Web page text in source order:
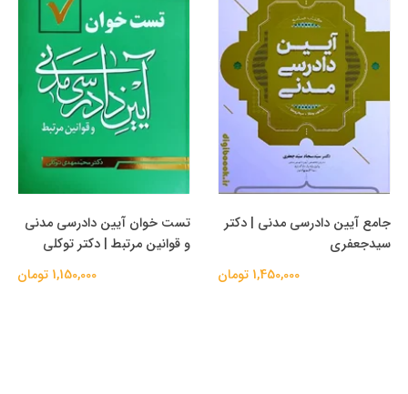
جامع آیین دادرسی مدنی | دکتر
سیدجعفری
1,450,000 تومان
تست خوان آیین دادرسی مدنی
و قوانین مرتبط | دکتر توکلی
1,150,000 تومان